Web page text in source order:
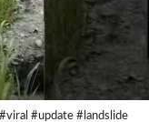
#viral #update #landslide